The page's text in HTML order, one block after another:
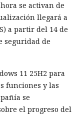
se activan de
llegará a
a partir del 14 de
seguridad de
11 25H2 para
funciones y las
se
el progreso del